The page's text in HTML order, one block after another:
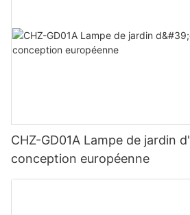
CHZ-GD01A Lampe de jardin
conception européenne